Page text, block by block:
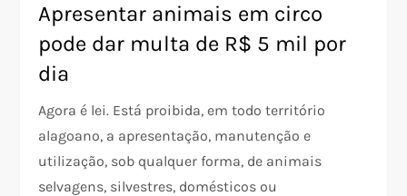
Apresentar animais em circo
pode dar multa de R$ 5 mil por
dia
Agora é lei. Está proibida, em todo território
alagoano, a apresentação, manutenção e
utilização, sob qualquer forma, de animais
selvagens, silvestres, domésticos ou